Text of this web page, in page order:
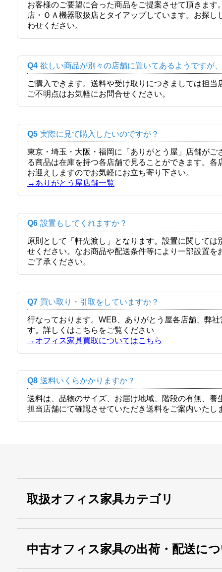
お客様のご要望に合った商品をご提案させて頂きま
店・ＯＡ機器取扱店とタイアップしています。お探
わせください。
Q4 欲しい商品が別々の店舗に置いてあるようですが
ご購入できます。送料や受け取りにつきましては担
ご不明点はお気軽にお問合せください。
Q5 実際に見て購入したいのですが？
東京・埼玉・大阪・福岡に「ありがとう屋」店舗が
る商品は在庫を持つ各店舗で見ることができます。
お迎えしますのでお気軽にお立ち寄り下さい。
→ありがとう屋店舗一覧
Q6 設置もしてくれますか？
原則として「軒先渡し」となります。設置に関して
せください。なお商品や配送条件等により一部設置
ご了承ください。
Q7 買い取り・引取をしていますか？
行なっております。WEB、ありがとう屋各店舗、弊
す。詳しくはこちらをご覧ください
→オフィス家具買取についてはこちら
Q8 送料いくらかかりますか？
送料は、品物のサイズ、お届け地域、階段の有無、
担当店舗にて確認させていただき送料をご案内いたし
取扱オフィス家具カテゴリ
中古オフィス家具の出荷・配送に